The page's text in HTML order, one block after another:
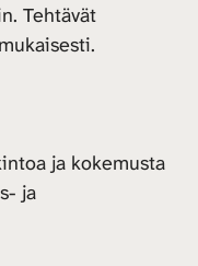
Tehtävät
ja kokemusta
ja